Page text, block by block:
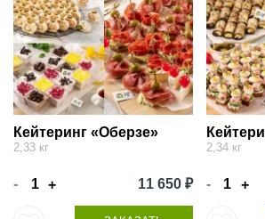
Кейтеринг «Оберзе»
2,33 кг
- + 11 650 ₽
2,34 кг
- +